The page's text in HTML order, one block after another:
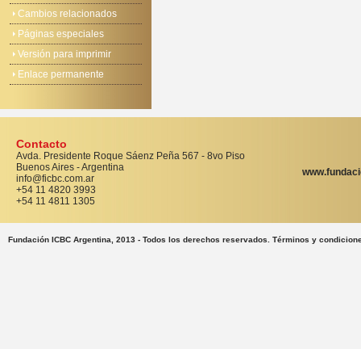
Cambios relacionados
Páginas especiales
Versión para imprimir
Enlace permanente
Contacto
Avda. Presidente Roque Sáenz Peña 567 - 8vo Piso
Buenos Aires - Argentina
info@ficbc.com.ar
+54 11 4820 3993
+54 11 4811 1305
Fundación ICBC Argentina, 2013 - Todos los derechos reservados. Términos y